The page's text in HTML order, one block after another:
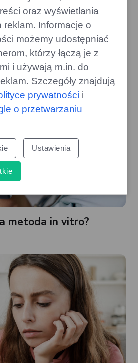
metoda in vitro?
oraz wyświetlania
reklam. Informacje o
możemy udostępniać
którzy łączą je z
i używają m.in. do
Szczegóły znajdują
prywatności i
o przetwarzaniu
Ustawienia